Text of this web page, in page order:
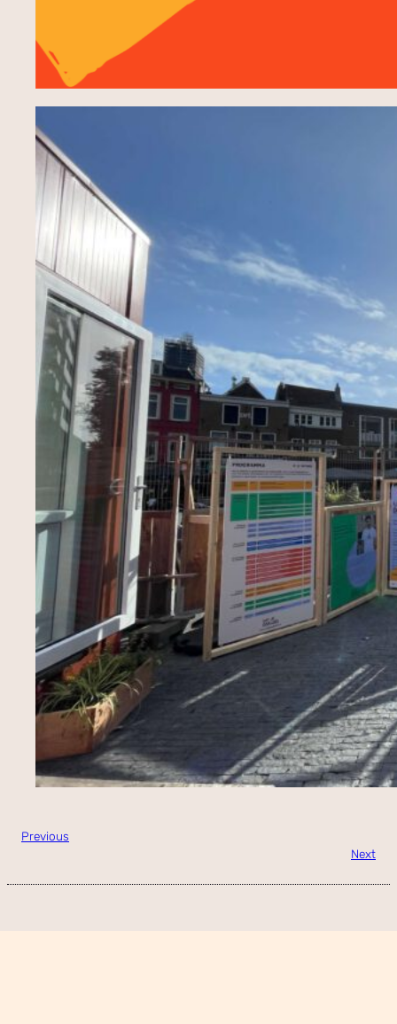
Previous
Next